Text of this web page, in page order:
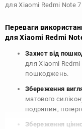
для Xiaomi Redmi Note
Переваги
для Xiaomi Redmi
Захист від
для Xiaomi Redmi
пошкоджень.
Збереження
матового
подряпин,
Збереження